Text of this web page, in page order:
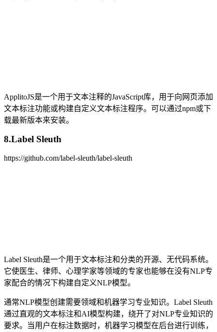
ApplitoJS是一个用于文本注释的JavaScript库，用于向网页添加
文本标注功能或构建自定义文本标注程序。可以通过npm或下
载最新版本来安装。
8.Label Sleuth
https://github.com/label-sleuth/label-sleuth
Label Sleuth是一个用于文本标注和分类的开源、无代码系统。
它使医生、律师、心理学家等领域的专家也能够在没有NLP专
家配合的情况下构建自定义NLP模型。
通常NLP模型创建需要领域和机器学习专业知识。Label Sleuth
通过直观的文本标注和AI模型构建，绕开了对NLP专业知识的
要求。当用户在标注数据时，机器学习模型在后台进行训练，